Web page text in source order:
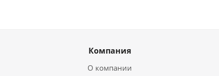
Компания
О компании